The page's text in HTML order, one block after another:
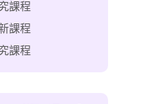
課程
課程
課程